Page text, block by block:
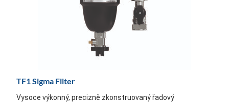
TF1 Sigma Filter
Vysoce výkonný, precizně zkonstruovaný řadový